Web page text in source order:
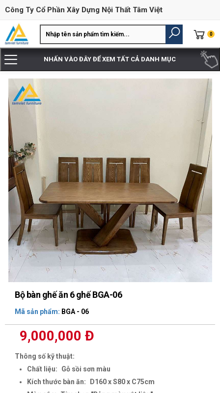
Công Ty Cổ Phần Xây Dựng Nội Thất Tâm Việt
0
NHẤN VÀO ĐÂY ĐỂ XEM TẤT CẢ DANH MỤC
Bộ bàn ghế ăn 6 ghế BGA-06
Mã sản phẩm: BGA - 06
9,000,000 Đ
Thông số kỹ thuật:
Chất liệu:
Gỗ sồi sơn màu
Kích thước bàn ăn:
D160 x S80 x C75cm